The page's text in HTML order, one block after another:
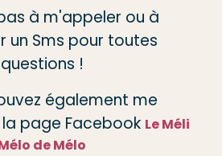
à m'appeler ou à
un Sms pour toutes
questions !
également me
page Facebook Le Méli
de Mélo